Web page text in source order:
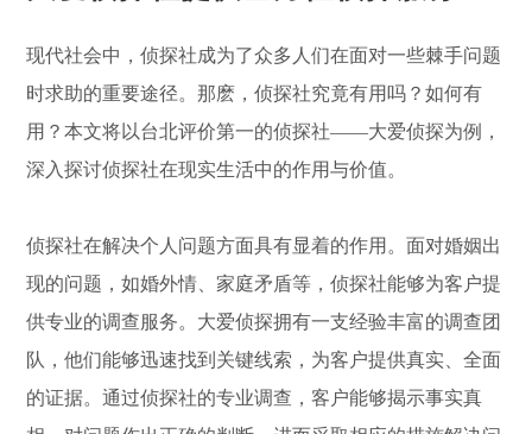
现代社会中，侦探社成为了众多人们在面对一些棘手问题
时求助的重要途径。那麽，侦探社究竟有用吗？如何有
用？本文将以台北评价第一的侦探社——大爱侦探为例，
深入探讨侦探社在现实生活中的作用与价值。
侦探社在解决个人问题方面具有显着的作用。面对婚姻出
现的问题，如婚外情、家庭矛盾等，侦探社能够为客户提
供专业的调查服务。大爱侦探拥有一支经验丰富的调查团
队，他们能够迅速找到关键线索，为客户提供真实、全面
的证据。通过侦探社的专业调查，客户能够揭示事实真